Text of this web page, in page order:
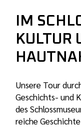
IM
KULTUR
Unsere Tour
Geschichts- und
des
reiche